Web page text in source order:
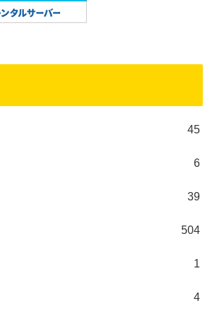
45
6
39
504
1
4